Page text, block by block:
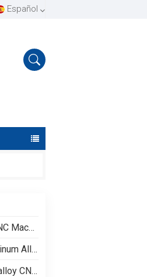
Español
Shaft Heads
Machining
of shell parts